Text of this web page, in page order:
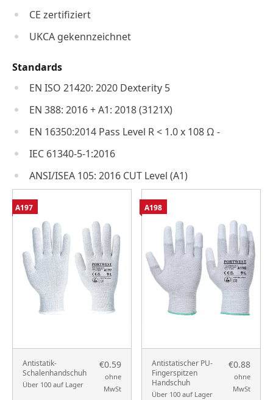
CE zertifiziert
UKCA gekennzeichnet
Standards
EN ISO 21420: 2020 Dexterity 5
EN 388: 2016 + A1: 2018 (3121X)
EN 16350:2014 Pass Level R < 1.0 x 108 Ω -
IEC 61340-5-1:2016
ANSI/ISEA 105: 2016 CUT Level (A1)
Antistatik-
Schalenhandschuh
Über 100 auf Lager
€0.59
ohne
MwSt
A197
Antistatischer PU-
Fingerspitzen
Handschuh
Über 100 auf Lager
€0.88
ohne
MwSt
A198